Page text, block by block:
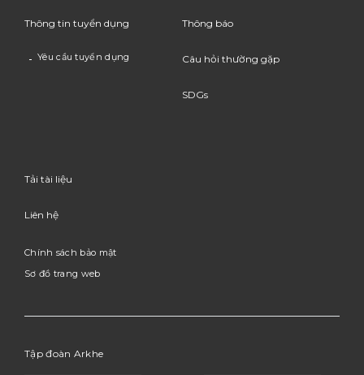
Thông tin tuyển dụng
Yêu cầu tuyển dụng
Thông báo
Câu hỏi thường gặp
SDGs
Tải tài liệu
Liên hệ
Chính sách bảo mật
Sơ đồ trang web
Tập đoàn Arkhe